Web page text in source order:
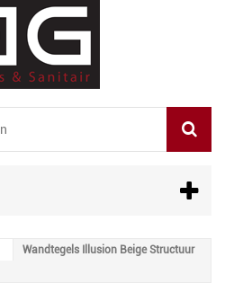
Wandtegels Illusion Beige Structuur